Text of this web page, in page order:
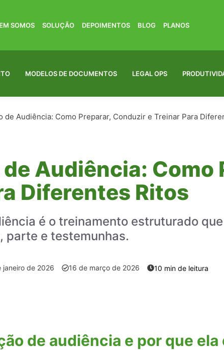
SOMOS SOLUÇÃO DEPOIMENTOS BLOG PLANOS
MODELOS DE DOCUMENTOS LEGAL OPS
de Audiência: Como Preparar, Conduzir e Treinar Para
Audiência: Como
Diferentes Ritos
é o treinamento estruturado
parte e testemunhas.
janeiro de 2026 16 de março de 2026
de audiência e por que ela